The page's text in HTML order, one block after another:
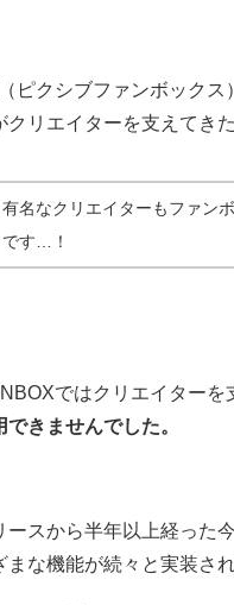
ピクシブファンボック
クリエイターを支えてき
有名なクリエイターもファン
です…！
ではクリエイターを
きませんでした。
ースから半年以上経った
な機能が続々と実装さ